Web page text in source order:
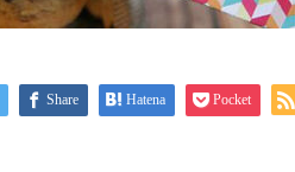
Share Hatena Pocket